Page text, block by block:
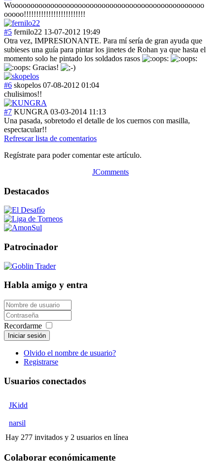
Wooooooooooooooooooooooooooooooooooooooooooooooooo
ooooo!!!!!!!!!!!!!!!!!!!!!!!!!
#5 fernilo22 13-07-2012 19:49
Otra vez, IMPRESIONANTE. Para mí sería de gran ayuda que
subieses una guía para pintar los jinetes de Rohan ya que hasta el
momento solo he pintado los soldados rasos
Gracias!
#6 skopelos 07-08-2012 01:04
chulisimos!!
#7 KUNGRA 03-03-2014 11:13
Una pasada, sobretodo el detalle de los cuernos con masilla,
espectacular!!
Refrescar lista de comentarios
Regístrate para poder comentar este artículo.
JComments
Destacados
Patrocinador
Habla amigo y entra
Recordarme
Iniciar sesión
Olvido el nombre de usuario?
Registrarse
Usuarios conectados
JKidd
narsil
Hay 277 invitados y 2 usuarios en línea
Colaborar económicamente